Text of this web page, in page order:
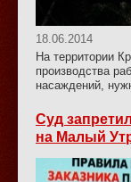
18.06.2014
На территории
производства
насаждений,
Суд
на Малый